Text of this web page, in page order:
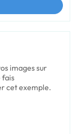
images sur
fais
cet exemple.